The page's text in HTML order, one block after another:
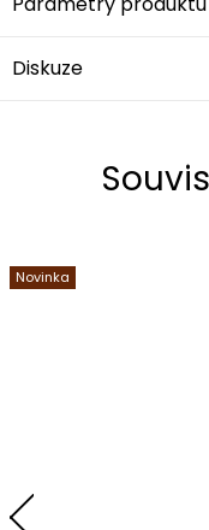
Diskuze
Novinka